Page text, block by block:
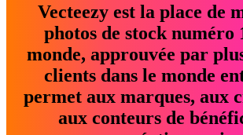
Vecteezy est la place de
photos de stock numéro
monde, approuvée par
clients dans le monde
permet aux marques, aux
aux conteurs de